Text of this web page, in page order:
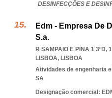
DESINFECÇÕES E
Edm - Empresa De
S.a.
R SAMPAIO E PINA 1 3ºD,
LISBOA, LISBOA
Atividades de engenharia
SA
Designação comercial: